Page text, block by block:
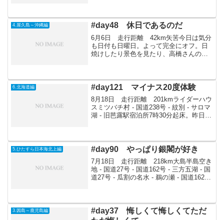
4.屋久島～沖縄編 #day48 休日であるのだ
6月6日 走行距離 42km矢筈今日は気分
も日付も日曜日。よって完全にオフ。日
焼けしたり景色を見たり、高橋さんの三
小山さんは昼過ぎから...
6.北海道編 #day121 マイナス20度体験
8月18日 走行距離 201kmライダーハウ
スミツバチ村 - 国道238号 - 紋別 - サロマ
湖 - 旧芭露駅宿泊所7時30分起床。昨日の
国道238号を南下。海岸...
5.ひたすら日本海北上編 #day90 やっぱり銀閣が好き
7月18日 走行距離 218km大島半島空き
地 - 国道27号 - 国道162号 - 三方五湖 - 国
道27号 - 瓜割の名水 - 鵜の瀬 - 国道162号
3.因島～鹿児島編
#day37 悔しくて悔しくてただ